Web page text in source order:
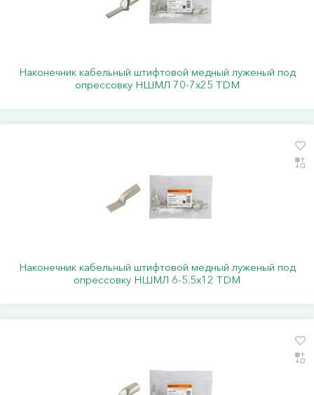
Наконечник кабельный штифтовой медный луженый под
опрессовку НШМЛ 70-7x25 TDM
Наконечник кабельный штифтовой медный луженый под
опрессовку НШМЛ 6-5.5x12 TDM